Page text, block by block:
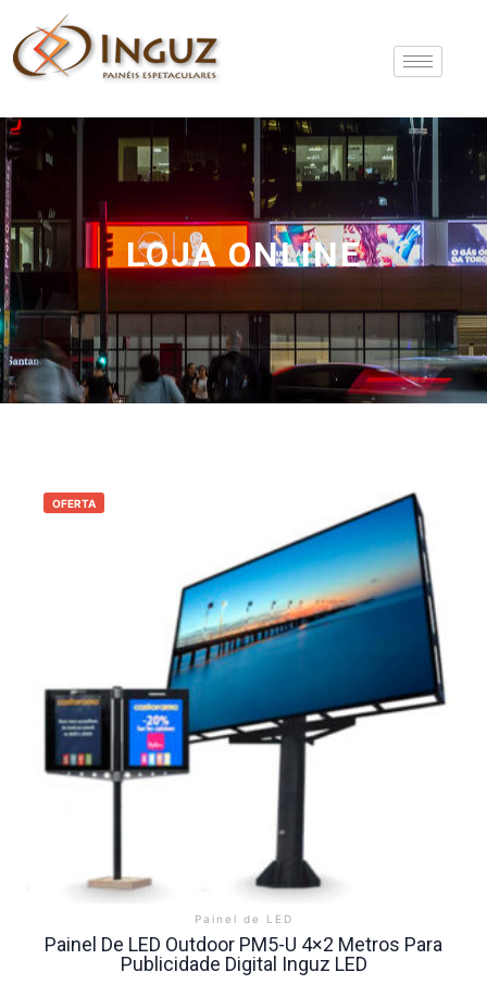
LOJA ONLINE
OFERTA
Painel de LED
Painel De LED Outdoor PM5-U 4×2 Metros Para
Publicidade Digital Inguz LED